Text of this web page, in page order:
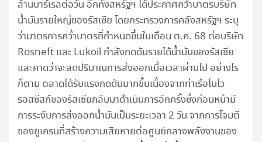
ล้านบาร์เรลต่อวัน อีกทั้งสหรัฐฯ ได้ประกาศคว่ำบาตรบริษัท
น้ำมันรายใหญ่ของรัสเซีย โดยกระทรวงการคลังสหรัฐฯ ระบุ
ว่ามาตรการคว่ำบาตรที่กำหนดขึ้นในเดือน ต.ค. 68 ต่อบริษัท
Rosneft และ Lukoil กำลังกดดันรายได้น้ำมันของรัสเซีย
และคาดว่าจะลดปริมาณการส่งออกเมื่อเวลาผ่านไป อย่างไร
ก็ตาม ตลาดได้รับแรงกดดันมากขึ้นเนื่องจากท่าเรือโนโว
รอสซีสก์ของรัสเซียกลับมาดำเนินการอีกครั้งซึ่งก่อนหน้ามี
การระงับการส่งออกน้ำมันเป็นระยะเวลา 2 วัน จากการโจมตี
ของยูเครนที่สร้างความเสียหายต่อศูนย์กลางพลังงานของ